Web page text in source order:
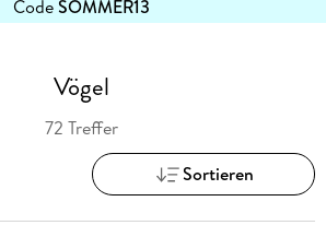
CodeSOMMER13
Vögel
72 Treffer
Sortieren